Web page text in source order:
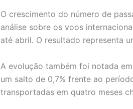
O crescimento do número de
análise sobre os voos
até abril. O resultado representa
A evolução também foi notada
um salto de 0,7% frente ao
transportadas em quatro meses